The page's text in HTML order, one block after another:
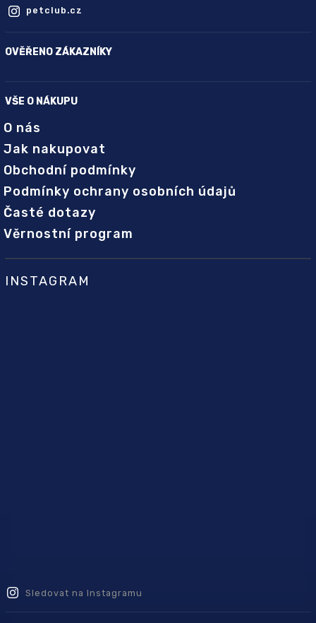
petclub.cz
OVĚŘENO ZÁKAZNÍKY
VŠE O NÁKUPU
O nás
Jak nakupovat
Obchodní podmínky
Podmínky ochrany osobních údajů
Časté dotazy
Věrnostní program
INSTAGRAM
Sledovat na Instagramu